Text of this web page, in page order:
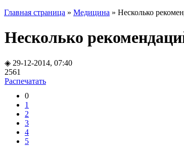
Главная страница » Медицина » Несколько
Несколько
◈ 29-12-2014, 07:40
2561
Распечатать
0
1
2
3
4
5